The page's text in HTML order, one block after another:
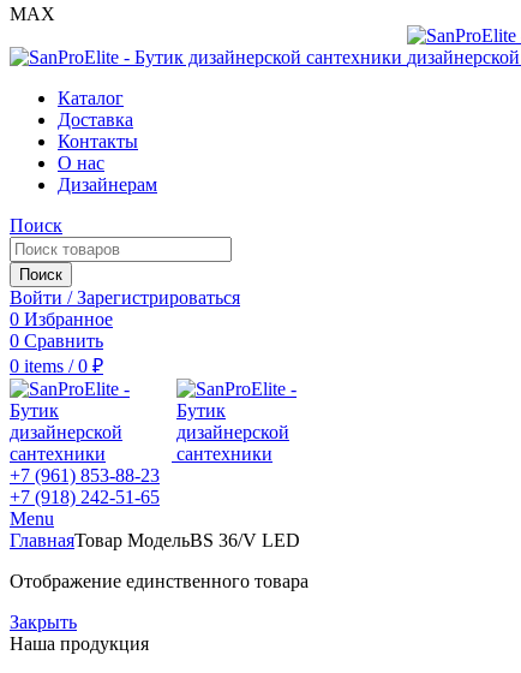
MAX
Каталог
Доставка
Контакты
О нас
Дизайнерам
Поиск
Поиск
Войти / Зарегистрироваться
0 Избранное
0 Сравнить
0 items / 0 ₽
+7 (961) 853-88-23
+7 (918) 242-51-65
Menu
ГлавнаяТовар МодельBS 36/V LED
Отображение единственного товара
Закрыть
Наша продукция